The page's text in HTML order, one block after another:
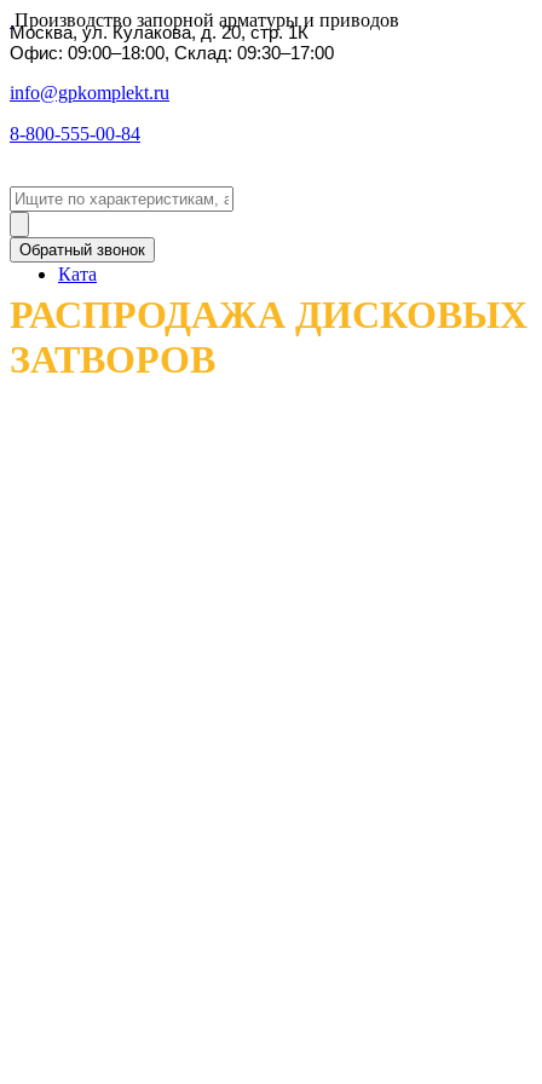
Производство запорной арматуры и приводов
Москва, ул. Кулакова, д. 20, стр. 1К
Офис: 09:00–18:00, Склад: 09:30–17:00
info@gpkomplekt.ru
8-800-555-00-84
Обратный звонок
РАСПРОДАЖА ДИСКОВЫХ
ЗАТВОРОВ
Ката